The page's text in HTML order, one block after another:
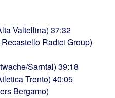
Valtellina) 37:32
Radici Group)
Sarntal) 39:18
Trento) 40:05
Bergamo)